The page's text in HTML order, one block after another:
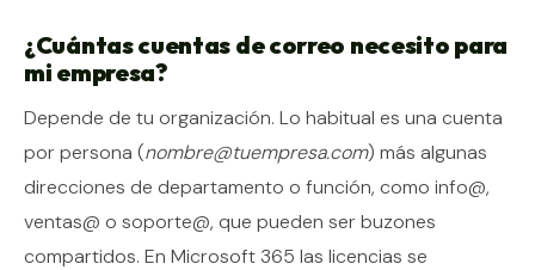
¿Cuántas cuentas de correo necesito para
mi empresa?
Depende de tu organización. Lo habitual es una cuenta
por persona (nombre@tuempresa.com) más algunas
direcciones de departamento o función, como info@,
ventas@ o soporte@, que pueden ser buzones
compartidos. En Microsoft 365 las licencias se